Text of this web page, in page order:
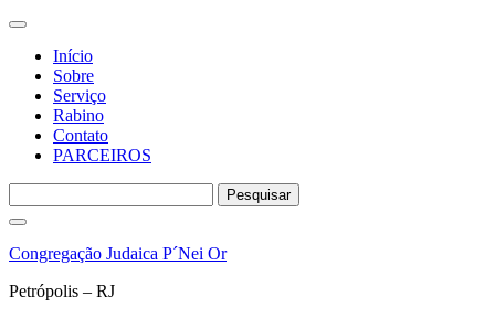
Início
Sobre
Serviço
Rabino
Contato
PARCEIROS
por:
Pular
o
Congregação Judaica P´Nei Or
Petrópolis – RJ